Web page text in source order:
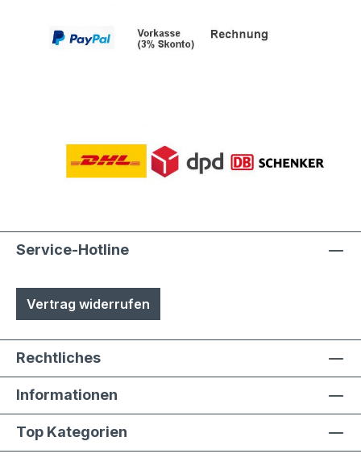
Service-Hotline
Vertrag widerrufen
Rechtliches
Informationen
Top Kategorien